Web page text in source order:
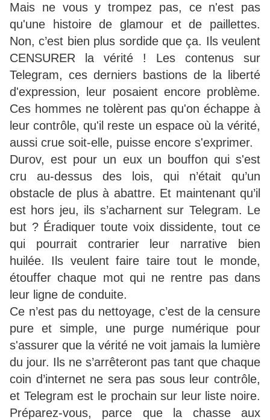
Mais ne vous y trompez pas, ce n'est pas
qu'une histoire de glamour et de paillettes.
Non, c’est bien plus sordide que ça. Ils veulent
CENSURER la vérité ! Les contenus sur
Telegram, ces derniers bastions de la liberté
d'expression, leur posaient encore problème.
Ces hommes ne tolèrent pas qu'on échappe à
leur contrôle, qu'il reste un espace où la vérité,
aussi crue soit-elle, puisse encore s'exprimer.
Durov, est pour un eux un bouffon qui s'est
cru au-dessus des lois, qui n’était qu’un
obstacle de plus à abattre. Et maintenant qu’il
est hors jeu, ils s’acharnent sur Telegram. Le
but ? Éradiquer toute voix dissidente, tout ce
qui pourrait contrarier leur narrative bien
huilée. Ils veulent faire taire tout le monde,
étouffer chaque mot qui ne rentre pas dans
leur ligne de conduite.
Ce n’est pas du nettoyage, c’est de la censure
pure et simple, une purge numérique pour
s'assurer que la vérité ne voit jamais la lumière
du jour. Ils ne s’arrêteront pas tant que chaque
coin d’internet ne sera pas sous leur contrôle,
et Telegram est le prochain sur leur liste noire.
Préparez-vous, parce que la chasse aux